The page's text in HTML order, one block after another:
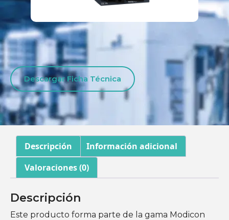
Descargar Ficha Técnica
Descripción
Información adicional
Valoraciones (0)
Descripción
Este producto forma parte de la gama Modicon